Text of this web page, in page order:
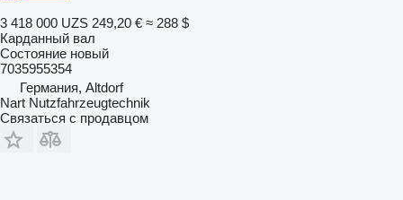
3 418 000 UZS 249,20 € ≈ 288 $
Карданный вал
Состояние новый
7035955354
Германия, Altdorf
Nart Nutzfahrzeugtechnik
Связаться с продавцом